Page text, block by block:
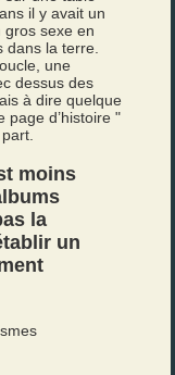
il y avait un
gros sexe en
dans la terre.
une
dessus des
à dire quelque
page d’histoire "
moins
la
un